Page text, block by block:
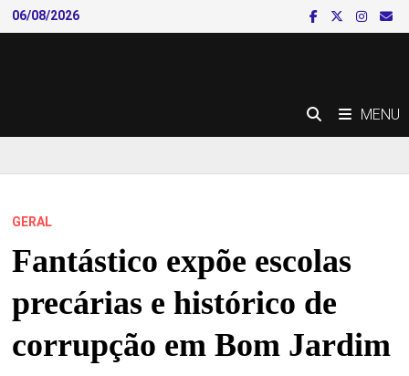
Skip
to
06/08/2026
MENU
GERAL
Fantástico expõe escolas
precárias e histórico de
corrupção em Bom Jardim